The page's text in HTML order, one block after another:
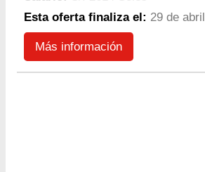
Esta oferta finaliza el: 29 de
Más información